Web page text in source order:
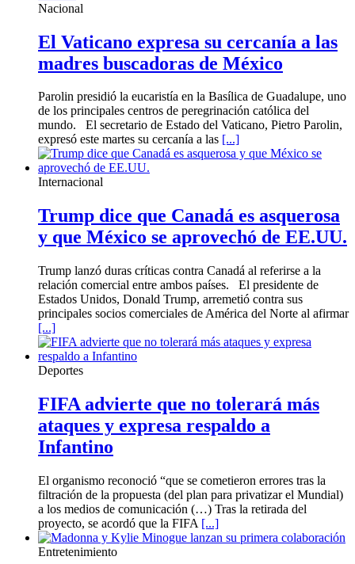
Nacional
El Vaticano expresa su cercanía a las
madres buscadoras de México
Parolin presidió la eucaristía en la Basílica de Guadalupe, uno
de los principales centros de peregrinación católica del
mundo. El secretario de Estado del Vaticano, Pietro Parolin,
expresó este martes su cercanía a las [...]
Internacional
Trump dice que Canadá es asquerosa
y que México se aprovechó de EE.UU.
Trump lanzó duras críticas contra Canadá al referirse a la
relación comercial entre ambos países. El presidente de
Estados Unidos, Donald Trump, arremetió contra sus
principales socios comerciales de América del Norte al afirmar
[...]
Deportes
FIFA advierte que no tolerará más
ataques y expresa respaldo a
Infantino
El organismo reconoció “que se cometieron errores tras la
filtración de la propuesta (del plan para privatizar el Mundial)
a los medios de comunicación (…) Tras la retirada del
proyecto, se acordó que la FIFA [...]
Entretenimiento